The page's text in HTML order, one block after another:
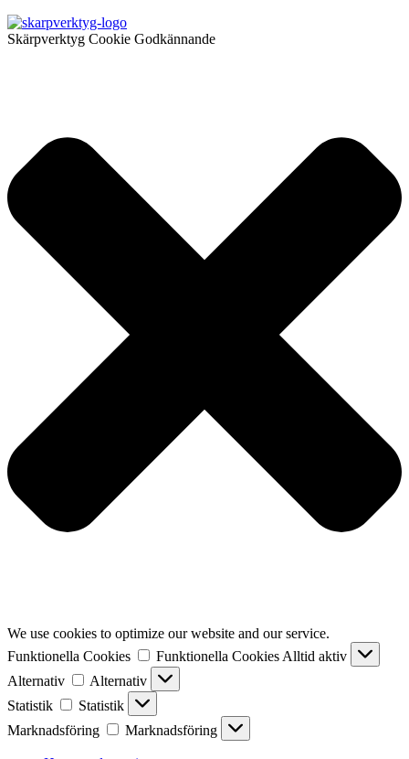
Skärpverktyg Cookie Godkännande
We use cookies to optimize our website and our service.
Funktionella Cookies
Funktionella Cookies Alltid aktiv
Alternativ
Alternativ
Statistik
Statistik
Marknadsföring
Marknadsföring